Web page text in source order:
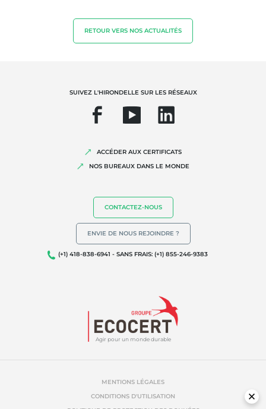
Commerce équitable
Agriculture durable
Allégations environnementales
RETOUR VERS NOS ACTUALITÉS
Agir pour un monde durable
SUIVEZ L'HIRONDELLE SUR LES RÉSEAUX
ACCÉDER AUX CERTIFICATS
NOS BUREAUX DANS LE MONDE
CONTACTEZ-NOUS
ENVIE DE NOUS REJOINDRE ?
(+1) 418-838-6941 - SANS FRAIS: (+1) 855-246-9383
MENTIONS LÉGALES
CONDITIONS D'UTILISATION